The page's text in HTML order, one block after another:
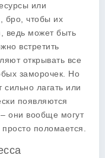
или
бро, чтобы их
ведь может быть
встретить
открывать все
заморочек. Но
сильно лагать или
появляются
они вообще могут
поломается.